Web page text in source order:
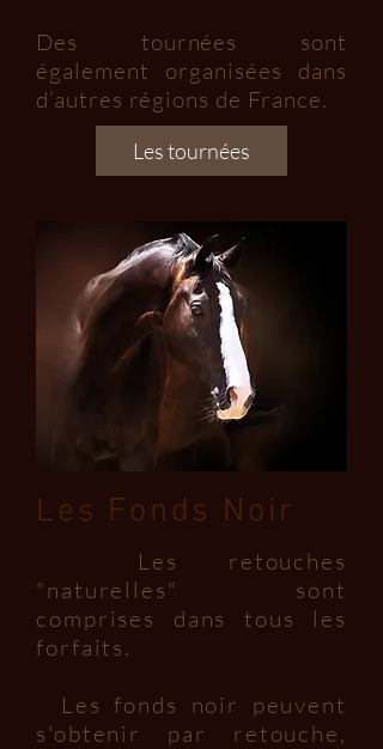
Des tournées sont
également organisées dans
d’autres régions de France.
Les tournées
Les Fonds Noir
Les retouches
"naturelles" sont
comprises dans tous les
forfaits.
Les fonds noir peuvent
s'obtenir par retouche,